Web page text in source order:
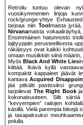
Retroilu tuntuu olevan
vuosikymmenien linjoja
rock/grunge-yhtye
tarjoaa niin Tool maista
Nirvanamaista
Ensimmäinen hatunnosto
lajityyppiin perusteellisesta
räkäisyys ovat kaikki
omaan musiikkiin siinä
Myös Black And White Lies
kiittää. Ikävä kyllä
kompaktit kappaleet jäävät
kantavaAcquired
jää pitkälti pastissiksi
tarjoilevat The Right Bookja
kokonaisuuteen. Silti
”kevyempien” raitojen
käsillä. Vielä parempia biisejä
ja tasapaksuksi
polulla.